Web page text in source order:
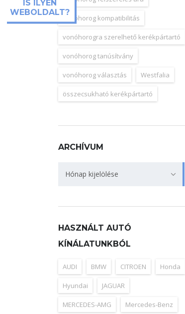
IS ILYEN
WEBOLDALT?
vonóhorog kompatibilitás
vonóhorogra szerelhető kerékpártartó
vonóhorog tanúsítvány
vonóhorog választás Westfalia
összecsukható kerékpártartó
ARCHÍVUM
Hónap kijelölése
HASZNÁLT AUTÓ
KÍNÁLATUNKBÓL
AUDI BMW CITROEN Honda
Hyundai JAGUAR
MERCEDES-AMG Mercedes-Benz